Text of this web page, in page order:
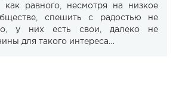
как равного, несмотря на низкое
спешить с радостью не
у них есть свои, далеко не
для такого интереса…